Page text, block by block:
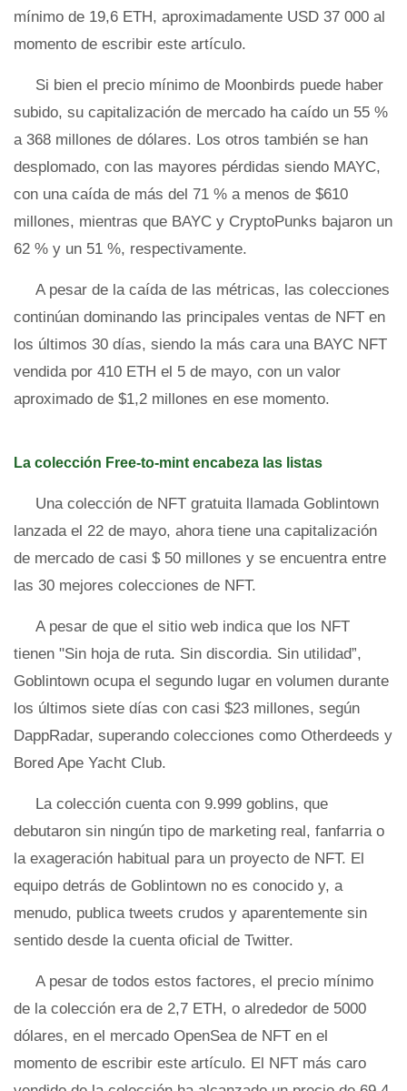
mínimo de 19,6 ETH, aproximadamente USD 37 000 al
momento de escribir este artículo.
Si bien el precio mínimo de Moonbirds puede haber
subido, su capitalización de mercado ha caído un 55 %
a 368 millones de dólares. Los otros también se han
desplomado, con las mayores pérdidas siendo MAYC,
con una caída de más del 71 % a menos de $610
millones, mientras que BAYC y CryptoPunks bajaron un
62 % y un 51 %, respectivamente.
A pesar de la caída de las métricas, las colecciones
continúan dominando las principales ventas de NFT en
los últimos 30 días, siendo la más cara una BAYC NFT
vendida por 410 ETH el 5 de mayo, con un valor
aproximado de $1,2 millones en ese momento.
La colección Free-to-mint encabeza las listas
Una colección de NFT gratuita llamada Goblintown
lanzada el 22 de mayo, ahora tiene una capitalización
de mercado de casi $ 50 millones y se encuentra entre
las 30 mejores colecciones de NFT.
A pesar de que el sitio web indica que los NFT
tienen "Sin hoja de ruta. Sin discordia. Sin utilidad”,
Goblintown ocupa el segundo lugar en volumen durante
los últimos siete días con casi $23 millones, según
DappRadar, superando colecciones como Otherdeeds y
Bored Ape Yacht Club.
La colección cuenta con 9.999 goblins, que
debutaron sin ningún tipo de marketing real, fanfarria o
la exageración habitual para un proyecto de NFT. El
equipo detrás de Goblintown no es conocido y, a
menudo, publica tweets crudos y aparentemente sin
sentido desde la cuenta oficial de Twitter.
A pesar de todos estos factores, el precio mínimo
de la colección era de 2,7 ETH, o alrededor de 5000
dólares, en el mercado OpenSea de NFT en el
momento de escribir este artículo. El NFT más caro